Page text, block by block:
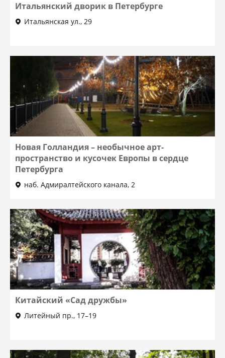
Итальянский дворик в Петербурге
Итальянская ул., 29
Новая Голландия – необычное арт-
пространство и кусочек Европы в сердце
Петербурга
наб. Адмиралтейского канала, 2
Китайский «Сад дружбы»
Литейный пр., 17–19